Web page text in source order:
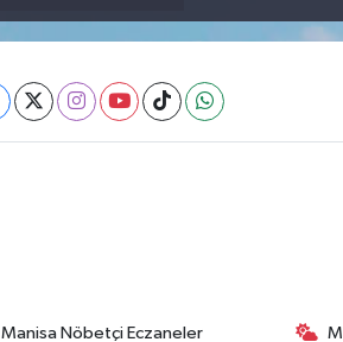
Manisa Nöbetçi Eczaneler